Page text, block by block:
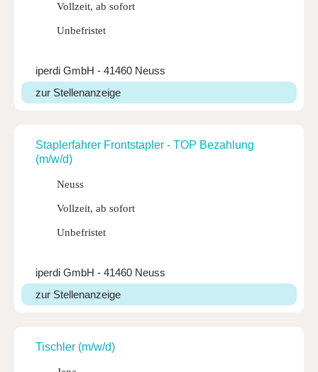
Vollzeit, ab sofort
Unbefristet
iperdi GmbH - 41460 Neuss
zur Stellenanzeige
Stap­ler­fahrer Front­stapler - TOP Bezah­lung
(m/w/d)
Neuss
Vollzeit, ab sofort
Unbefristet
iperdi GmbH - 41460 Neuss
zur Stellenanzeige
Tischler (m/w/d)